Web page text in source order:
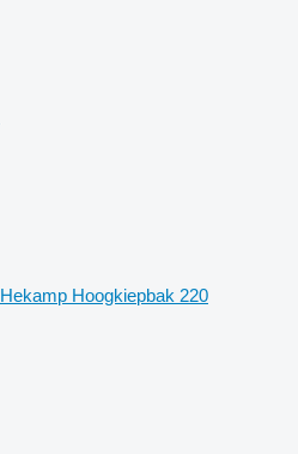
Hekamp Hoogkiepbak 220